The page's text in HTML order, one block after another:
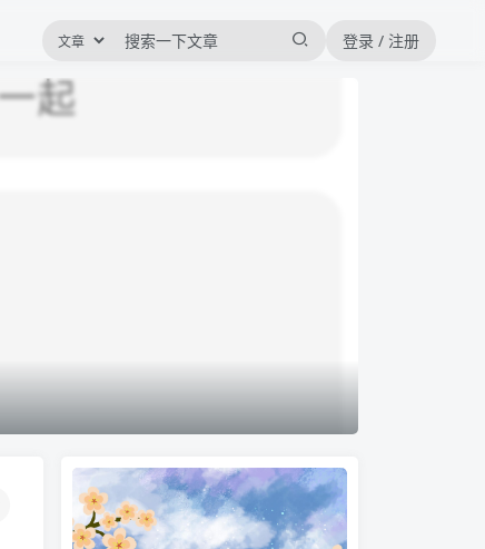
登录 / 注册